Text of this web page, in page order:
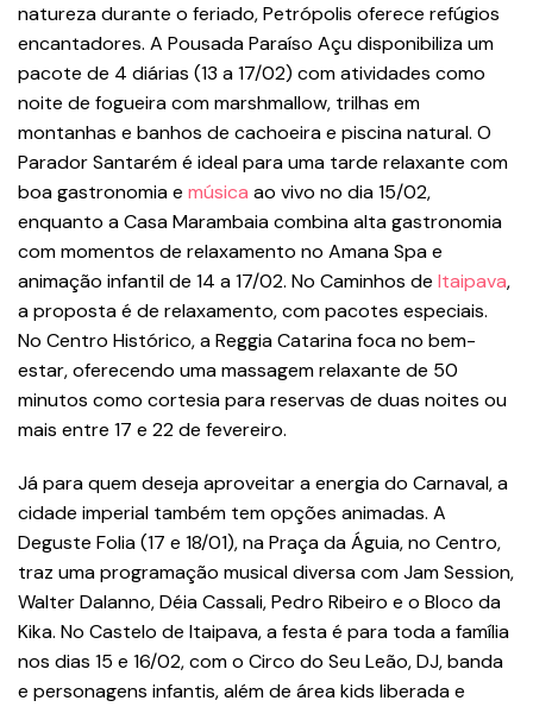
natureza durante o feriado, Petrópolis oferece refúgios
encantadores. A Pousada Paraíso Açu disponibiliza um
pacote de 4 diárias (13 a 17/02) com atividades como
noite de fogueira com marshmallow, trilhas em
montanhas e banhos de cachoeira e piscina natural. O
Parador Santarém é ideal para uma tarde relaxante com
boa gastronomia e música ao vivo no dia 15/02,
enquanto a Casa Marambaia combina alta gastronomia
com momentos de relaxamento no Amana Spa e
animação infantil de 14 a 17/02. No Caminhos de Itaipava,
a proposta é de relaxamento, com pacotes especiais.
No Centro Histórico, a Reggia Catarina foca no bem-
estar, oferecendo uma massagem relaxante de 50
minutos como cortesia para reservas de duas noites ou
mais entre 17 e 22 de fevereiro.
Já para quem deseja aproveitar a energia do Carnaval, a
cidade imperial também tem opções animadas. A
Deguste Folia (17 e 18/01), na Praça da Águia, no Centro,
traz uma programação musical diversa com Jam Session,
Walter Dalanno, Déia Cassali, Pedro Ribeiro e o Bloco da
Kika. No Castelo de Itaipava, a festa é para toda a família
nos dias 15 e 16/02, com o Circo do Seu Leão, DJ, banda
e personagens infantis, além de área kids liberada e